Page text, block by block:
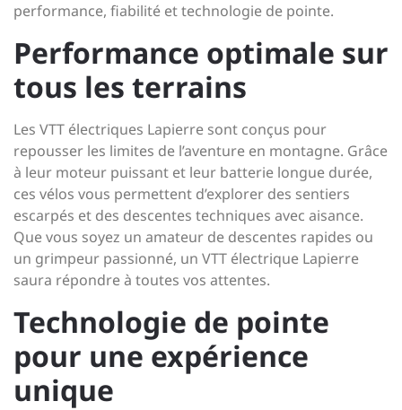
performance, fiabilité et technologie de pointe.
Performance optimale sur
tous les terrains
Les VTT électriques Lapierre sont conçus pour
repousser les limites de l’aventure en montagne. Grâce
à leur moteur puissant et leur batterie longue durée,
ces vélos vous permettent d’explorer des sentiers
escarpés et des descentes techniques avec aisance.
Que vous soyez un amateur de descentes rapides ou
un grimpeur passionné, un VTT électrique Lapierre
saura répondre à toutes vos attentes.
Technologie de pointe
pour une expérience
unique